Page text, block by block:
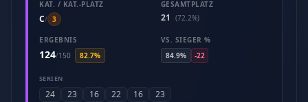
KAT. / KAT.-PLATZ
C/ 3
GESAMTPLATZ
21 (72.2%)
ERGEBNIS
124/150 82.7%
VS. SIEGER %
84.9%
-22
SERIEN
24 23 16 22 16 23